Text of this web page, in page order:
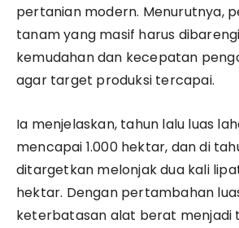
pertanian modern. Menurutnya,
tanam yang masif harus
kemudahan dan kecepatan
agar target produksi tercapai.
Ia menjelaskan, tahun lalu luas
mencapai 1.000 hektar, dan di
ditargetkan melonjak dua kali
hektar. Dengan pertambahan
keterbatasan alat berat menjadi